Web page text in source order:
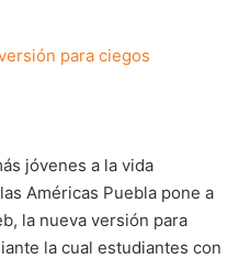
para ciegos
jóvenes a la vida
Américas Puebla pone a
la nueva versión para
la cual estudiantes con